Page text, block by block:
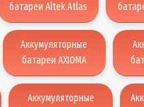
батареи Altek Atlas
Аккумуляторные
батареи AXIOMA
Аккумуляторные